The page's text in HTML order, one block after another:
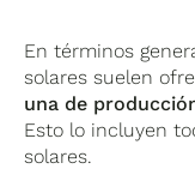
En términos
solares suelen
una de
Esto lo incluyen
solares.